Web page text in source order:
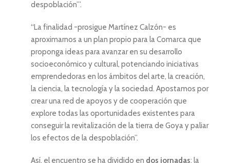
despoblación’”.
“La finalidad -prosigue Martínez Calzón- es
aproximarnos a un plan propio para la Comarca que
proponga ideas para avanzar en su desarrollo
socioeconómico y cultural, potenciando iniciativas
emprendedoras en los ámbitos del arte, la creación,
la ciencia, la tecnología y la sociedad. Apostamos por
crear una red de apoyos y de cooperación que
explore todas las oportunidades existentes para
conseguir la revitalización de la tierra de Goya y paliar
los efectos de la despoblación”.
Así, el encuentro se ha dividido en dos jornadas: la